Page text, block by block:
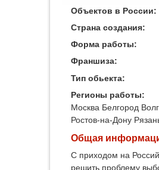
Объектов в России:
Страна создания:
Форма работы:
Франшиза:
Тип обьекта:
Регионы работы:
Москва Белгород
Ростов-на-Дону
Общая
С приходом на
решить проблему